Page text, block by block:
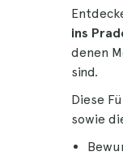
ins
denen
sind.
Diese
sowie